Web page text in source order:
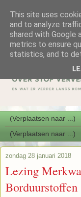
zondag 28 januari 2018
Lezing
Borduurstoffen
This site uses
and to analyze
shared with Google
metrics to ensure
statistics, and to